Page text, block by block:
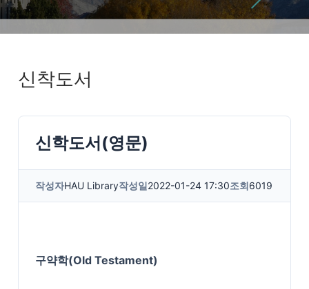
신착도서
신학도서(영문)
작성자HAU Library작성일2022-01-24 17:30조회6019
구약학(Old Testament)